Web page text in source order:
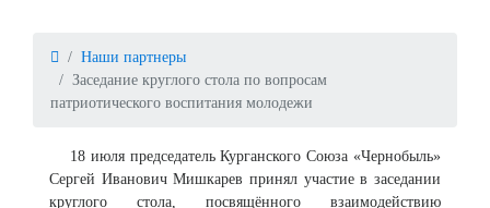
Наши партнеры
Заседание круглого стола по вопросам
патриотического воспитания молодежи
18 июля председатель Курганского Союза «Чернобыль»
Сергей Иванович Мишкарев принял участие в заседании
круглого стола, посвящённого взаимодействию